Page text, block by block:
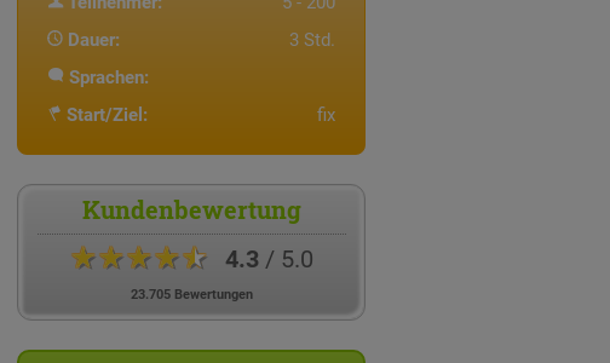
Dauer:
3 Std.
Sprachen:
Start/Ziel:
fix
Kundenbewertung
★★★★★ 4.3/ 5.0
23.705 Bewertungen